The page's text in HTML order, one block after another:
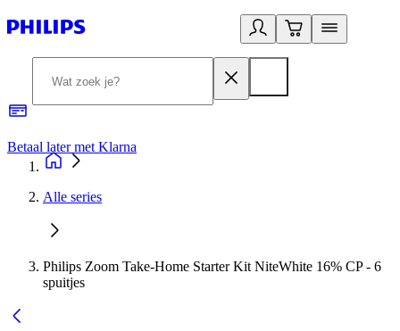
Betaal later met Klarna
Alle series
Philips Zoom Take-Home Starter Kit NiteWhite 16% CP - 6
spuitjes